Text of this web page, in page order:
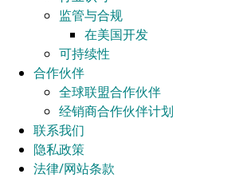
监管与合规
在美国开发
可持续性
合作伙伴
全球联盟合作伙伴
经销商合作伙伴计划
联系我们
隐私政策
法律/网站条款